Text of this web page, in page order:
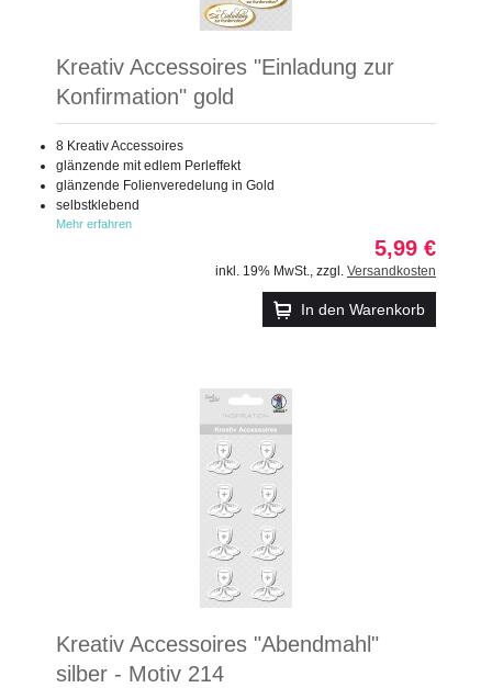
Kreativ Accessoires "Einladung zur
Konfirmation" gold
8 Kreativ Accessoires
glänzende mit edlem Perleffekt
glänzende Folienveredelung in Gold
selbstklebend
Mehr erfahren
5,99 €
inkl. 19% MwSt. zzgl. Versandkosten
In den Warenkorb
Kreativ Accessoires "Abendmahl"
silber - Motiv 214